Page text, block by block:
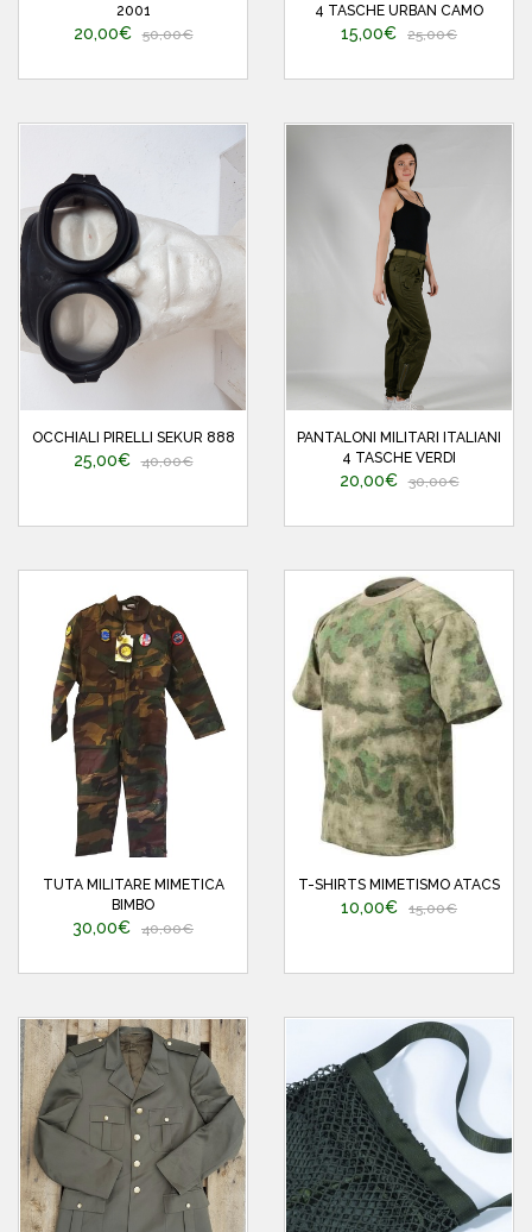
2001
20,00€ 50,00€
4 TASCHE URBAN CAMO
15,00€ 25,00€
OCCHIALI PIRELLI SEKUR 888
25,00€ 40,00€
PANTALONI MILITARI ITALIANI
4 TASCHE VERDI
20,00€ 30,00€
TUTA MILITARE MIMETICA
BIMBO
30,00€ 40,00€
T-SHIRTS MIMETISMO ATACS
10,00€ 15,00€